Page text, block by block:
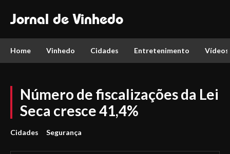
Jornal de Vinhedo
Home Vinhedo Cidades Entretenimento Vídeos
Número de fiscalizações da Lei
Seca cresce 41,4%
Cidades Segurança